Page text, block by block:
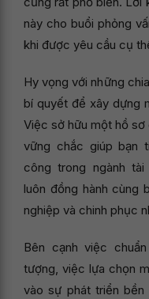
này cho buổi phỏng
khi được yêu cầu cụ
Hy vọng với những
bí quyết để xây dựng
Việc sở hữu một hồ
vững chắc giúp bạn
công trong ngành tài
luôn đồng hành cùng
nghiệp và chinh phục
Bên cạnh việc
tượng, việc lựa chọn
vào sự phát triển